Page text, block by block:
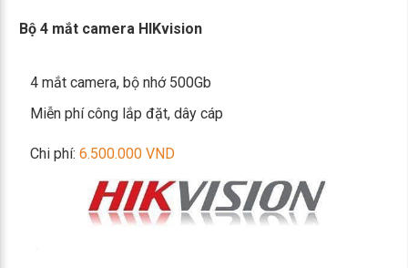
Bộ 4 mắt camera HIKvision
4 mắt camera, bộ nhớ 500Gb
Miễn phí công lắp đặt, dây cáp
Chi phí: 6.500.000 VND